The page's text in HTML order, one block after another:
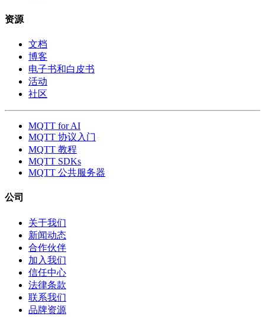
资源
文档
博客
电子书和白皮书
活动
社区
MQTT for AI
MQTT 协议入门
MQTT 教程
MQTT SDKs
MQTT 公共服务器
公司
关于我们
新闻动态
合作伙伴
加入我们
信任中心
法律条款
联系我们
品牌资源